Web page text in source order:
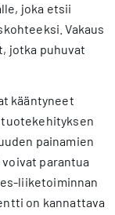
joka etsii
Vakaus
jotka puhuvat
kääntyneet
tuotekehityksen
painamien
parantua
liiketoiminnan
on kannattava